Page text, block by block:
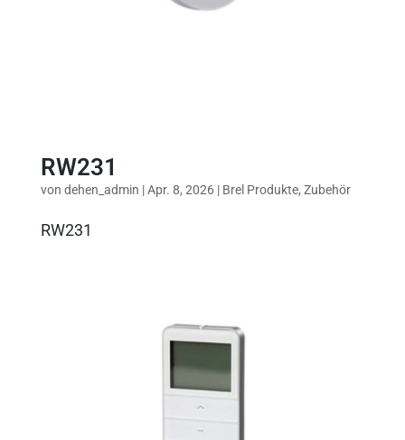
RW231
von dehen_admin |Apr. 8, 2026| Brel Produkte, Zubehör
RW231